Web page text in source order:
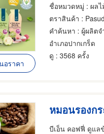
อราคา
ชื่อหมวดหมู่ : ผลไม้แ
ตราสินค้า :
คำค้นหา : ผู้ผลิต
อำเภอปากเกร็ด
ดู : 3568 ครั้ง
หมอนรองก
บีเอ็น คอฟฟี่ ดูแล